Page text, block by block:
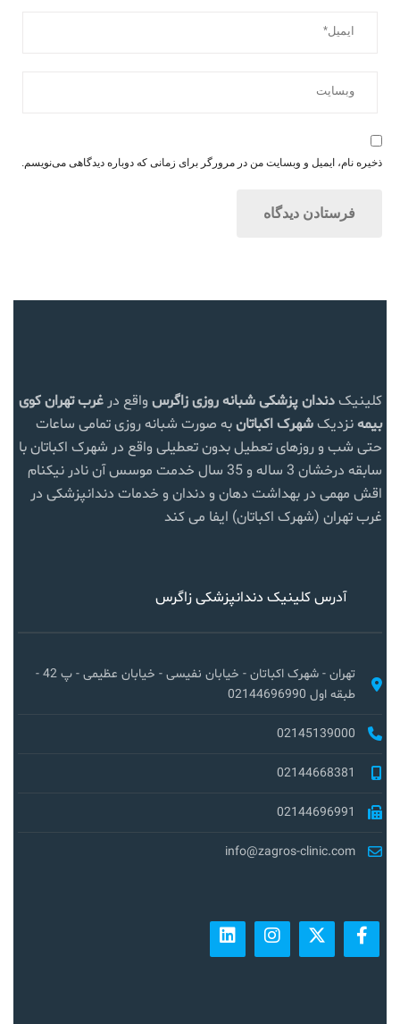
ذخیره نام، ایمیل و وبسایت من در مرورگر برای زمانی که دوباره دیدگاهی می‌نویسم.
کلینیکدندان پزشکی شبانه روزی زاگرس واقع در غرب تهرانکوی
بیمهنزدیکشهرک اکباتانبه صورت شبانه روزی تمامی ساعات
حتی شب و روزهای تعطیل بدون تعطیلی واقع در شهرک اکباتان با
سابقه درخشان 3 ساله و 35 سال خدمت موسس آن نادر نیکنام
اقش مهمی در بهداشت دهان و دندان و خدمات دندانپزشکی در
غرب تهران (شهرک اکباتان) ایفا می کند
آدرس کلینیک دندانپزشکی زاگرس
تهران - شهرک اکباتان - خیابان نفیسی - خیابان عظیمی - پ 42 -
طبقه اول 02144696990
02145139000
02144668381
02144696991
info@zagros-clinic.com